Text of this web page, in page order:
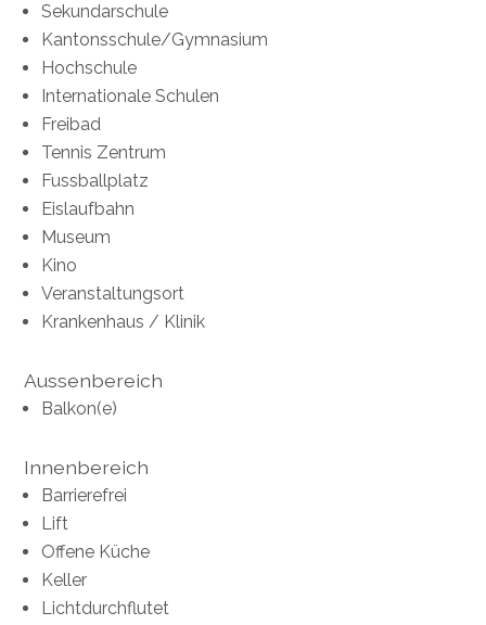
Sekundarschule
Kantonsschule/Gymnasium
Hochschule
Internationale Schulen
Freibad
Tennis Zentrum
Fussballplatz
Eislaufbahn
Museum
Kino
Veranstaltungsort
Krankenhaus / Klinik
Aussenbereich
Balkon(e)
Innenbereich
Barrierefrei
Lift
Offene Küche
Keller
Lichtdurchflutet